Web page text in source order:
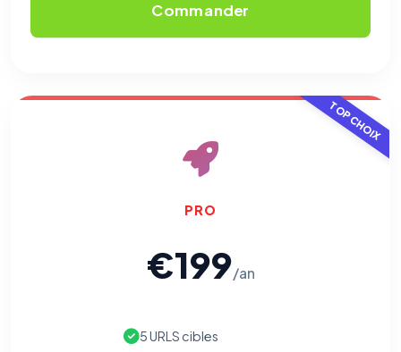
Commander
TOP CHOIX
PRO
€199/an
5 URLS cibles
Les e-mails peuvent contenir un pixel d'ouverture et des liens
écrivez àcontact@logicielreferencement.com. Détail :Politique de